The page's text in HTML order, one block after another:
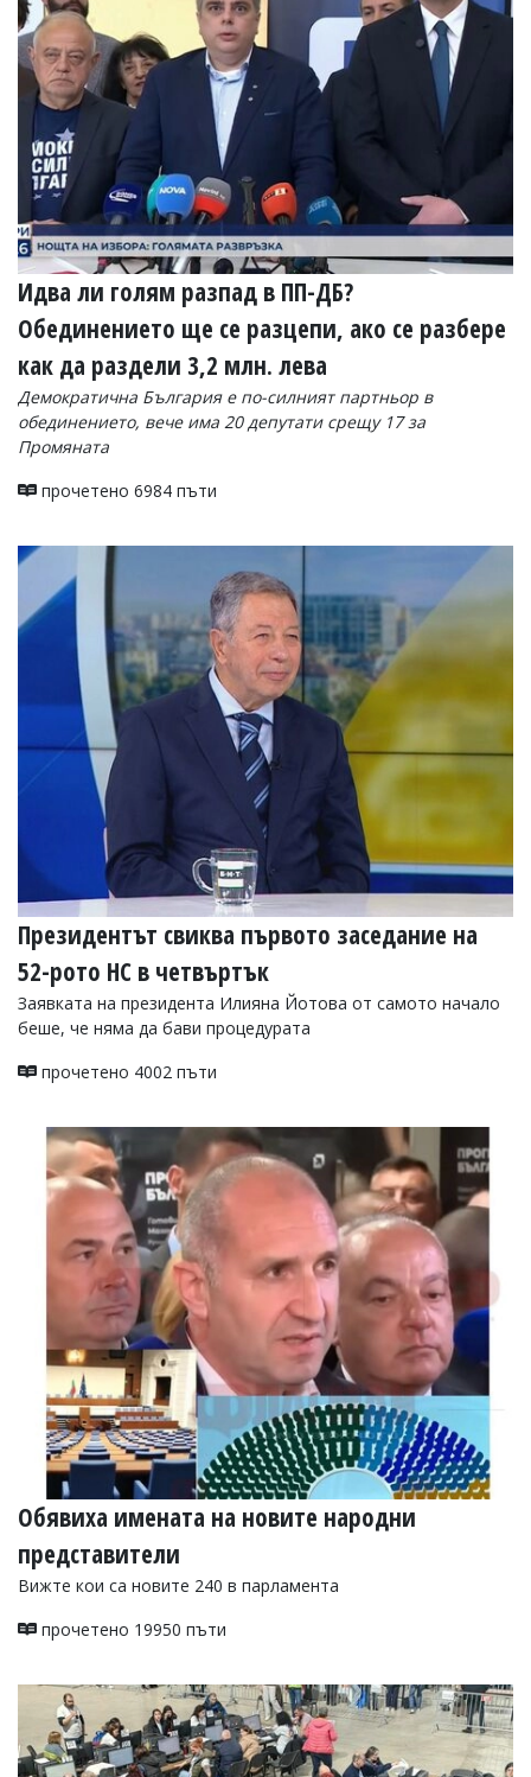
Идва ли голям разпад в ПП-ДБ?
Обединението ще се разцепи, ако се разбере
как да раздели 3,2 млн. лева
Демократична България е по-силният партньор в
обединението, вече има 20 депутати срещу 17 за
Промяната
прочетено 6984 пъти
Президентът свиква първото заседание на
52-рото НС в четвъртък
Заявката на президента Илияна Йотова от самото начало
беше, че няма да бави процедурата
прочетено 4002 пъти
Обявиха имената на новите народни
представители
Вижте кои са новите 240 в парламента
прочетено 19950 пъти